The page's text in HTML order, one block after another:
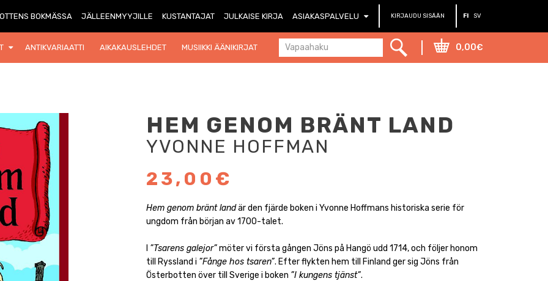
BOKMÄSSA JÄLLEENMYYJILLE KUSTANTAJAT JULKAISE KIRJA ASIAKASPALVELU KIRJAUDU SISÄÄN FI SV
ANTIKVARIAATTI AIKAKAUSLEHDET MUSIIKKI ÄÄNIKIRJAT 0,00€
HEM GENOM BRÄNT LAND
YVONNE HOFFMAN
23,00€
Hem genom bränt landär den fjärde boken i Yvonne Hoffmans historiska serie för
ungdom från början av 1700-talet.
”Tsarens galejor”möter vi första gången Jöns på Hangö udd 1714, och följer honom
till Ryssland i ”Fånge hos tsaren”. Efter flykten hem till Finland ger sig Jöns från
Österbotten över till Sverige i boken ”I kungens tjänst”.